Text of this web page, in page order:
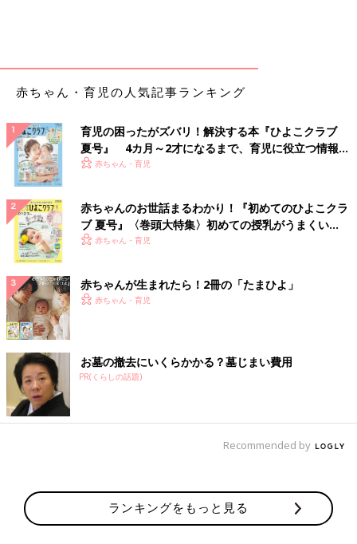
赤ちゃん・育児の人気記事ランキング
育児の困ったがズバリ！解決する本『ひよこクラブ
夏号』 4カ月～2才になるまで、育児に役立つ情報が
いっぱい！
赤ちゃん・育児
赤ちゃんのお世話まるわかり！『初めてのひよこクラ
ブ 夏号』〈巻頭大特集〉初めての授乳がうまくい
く！ おっぱい・ミルクの基本と夏のトラブル 解決テ
赤ちゃん・育児
赤ちゃんが生まれたら！2冊の「たまひよ」
赤ちゃん・育児
お墓の撤去にいくらかかる？墓じまい費用
PR(くらしの話題)
Recommended by
ランキングをもっと見る